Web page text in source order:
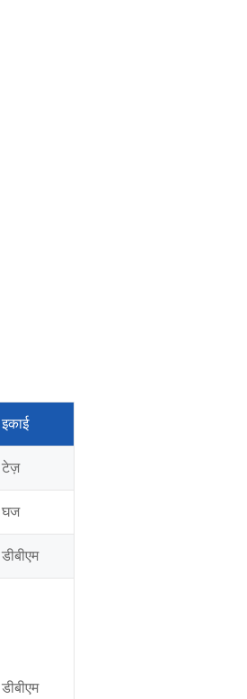
इकाई
टेज़
घज
डीबीएम
डीबीएम